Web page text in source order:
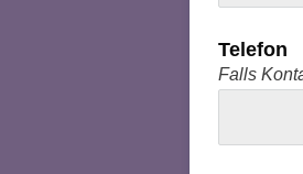
Telefon
Falls